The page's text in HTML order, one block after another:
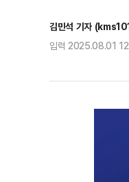
김민석 기자
입력 2025.08.01